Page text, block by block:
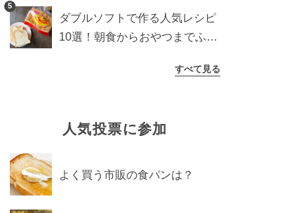
5
ダブルソフトで作る人気レシピ
10選！朝食からおやつまでふん
すべて見る
人気投票に参加
よく買う市販の食パンは？